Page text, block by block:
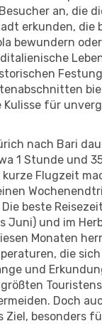
an, die
erkunden, die
bewundern
für
nach Bari
1 Stunde und
kurze Flugzeit
beste
Juni) und im
Monaten
die
und
Doch
Ziel, besonders